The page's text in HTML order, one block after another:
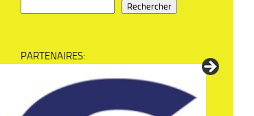
Rechercher
PARTENAIRES: